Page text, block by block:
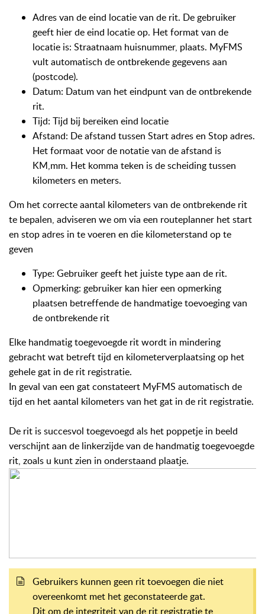
Adres van de eind locatie van de rit. De gebruiker
geeft hier de eind locatie op. Het format van de
locatie is: Straatnaam huisnummer, plaats. MyFMS
vult automatisch de ontbrekende gegevens aan
(postcode).
Datum: Datum van het eindpunt van de ontbrekende
rit.
Tijd: Tijd bij bereiken eind locatie
Afstand: De afstand tussen Start adres en Stop adres.
Het formaat voor de notatie van de afstand is
KM,mm. Het komma teken is de scheiding tussen
kilometers en meters.
Om het correcte aantal kilometers van de ontbrekende rit
te bepalen, adviseren we om via een routeplanner het start
en stop adres in te voeren en die kilometerstand op te
geven
Type: Gebruiker geeft het juiste type aan de rit.
Opmerking: gebruiker kan hier een opmerking
plaatsen betreffende de handmatige toevoeging van
de ontbrekende rit
Elke handmatig toegevoegde rit wordt in mindering
gebracht wat betreft tijd en kilometerverplaatsing op het
gehele gat in de rit registratie.
In geval van een gat constateert MyFMS automatisch de
tijd en het aantal kilometers van het gat in de rit registratie.
De rit is succesvol toegevoegd als het poppetje in beeld
verschijnt aan de linkerzijde van de handmatig toegevoegde
rit, zoals u kunt zien in onderstaand plaatje.
Gebruikers kunnen geen rit toevoegen die niet
overeenkomt met het geconstateerde gat.
Dit om de integriteit van de rit registratie te